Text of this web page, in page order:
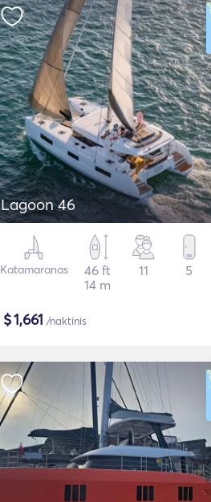
Lagoon 46
Katamaranas
46 ft
14 m
11 5
$1,661 /naktinis